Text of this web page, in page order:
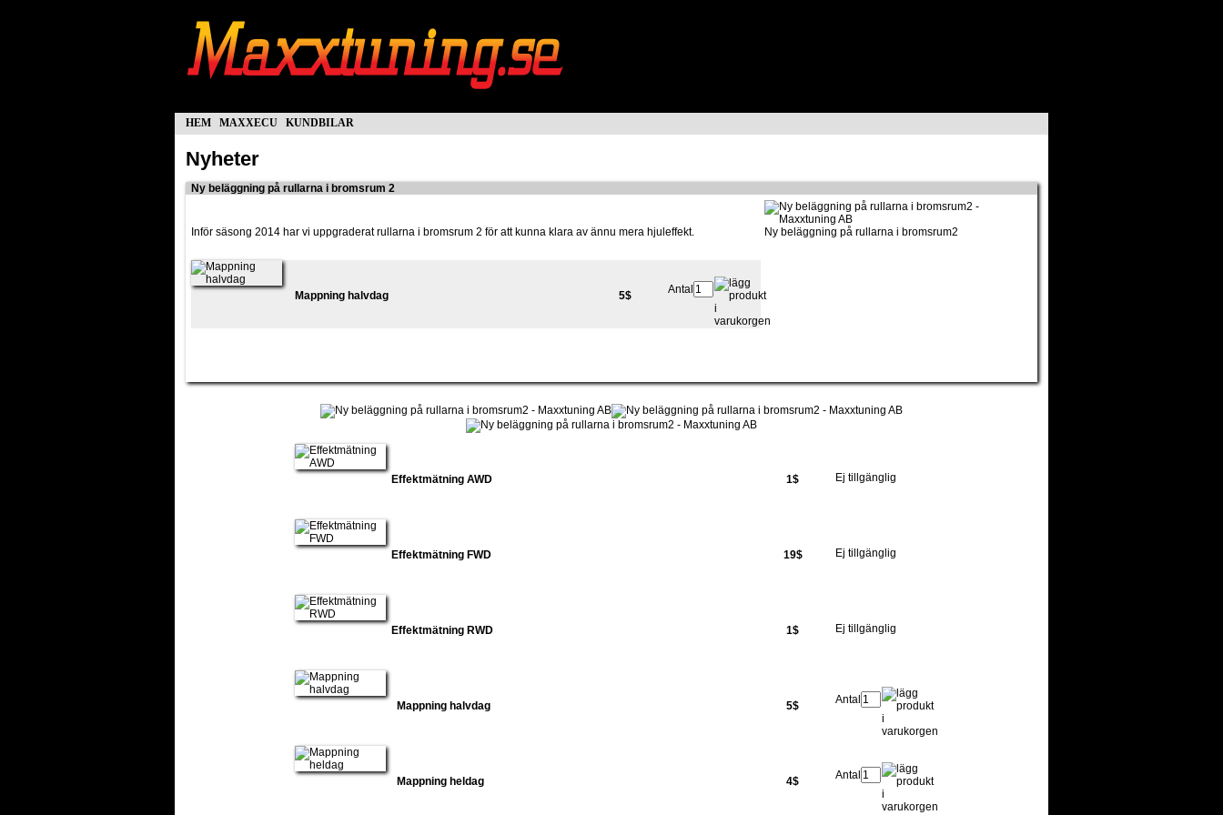
hem maxxecu kundbilar
Nyheter
Ny beläggning på rullarna i bromsrum 2
Inför säsong 2014 har vi uppgraderat rullarna i bromsrum 2 för att kunna klara av ännu mera hjuleffekt.
Mappning halvdag 5$ Antal:
Ny beläggning på rullarna i bromsrum2
Effektmätning AWD 1$ Ej tillgänglig
Effektmätning FWD 19$ Ej tillgänglig
Effektmätning RWD 1$ Ej tillgänglig
Mappning halvdag 5$ Antal:
Mappning heldag 4$ Antal: